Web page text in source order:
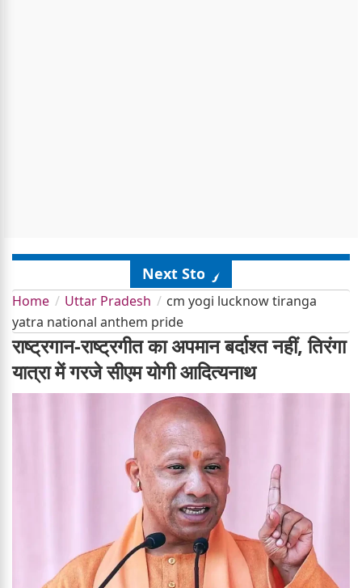
Next Story
Home Uttar Pradesh
cm yogi lucknow tiranga
yatra national anthem pride
राष्ट्रगान-राष्ट्रगीत का अपमान बर्दाश्त नहीं, तिरंगा
यात्रा में गरजे सीएम योगी आदित्यनाथ